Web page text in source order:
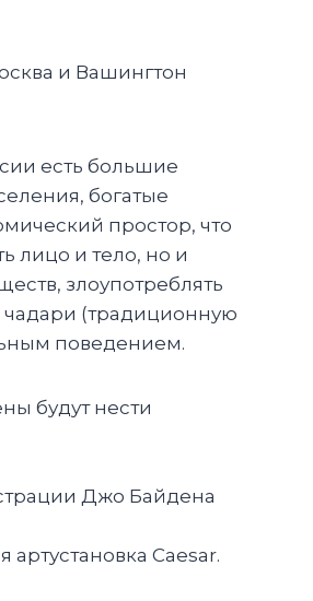
и Вашингтон
есть большие
богатые
простор, что
лицо и тело, но и
злоупотреблять
(традиционную
поведением.
будут нести
Джо Байдена
Caesar.